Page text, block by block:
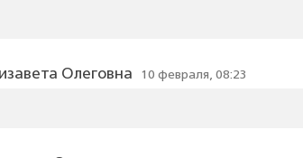
Олеговна 10 февраля, 08:23